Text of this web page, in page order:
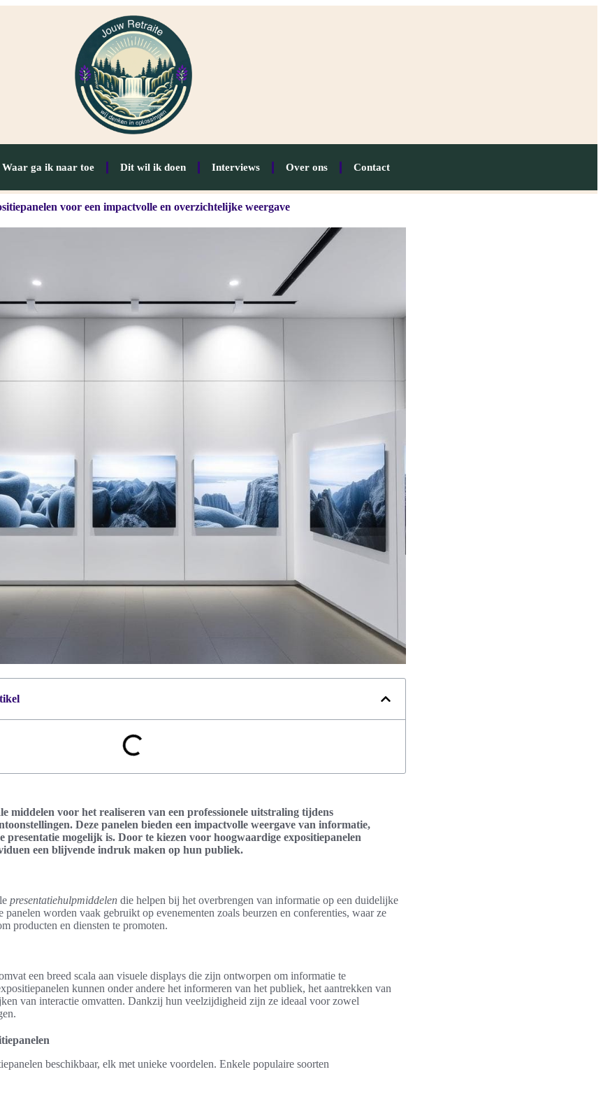
Waar ga ik naar toe Dit wil ik doen Interviews Over ons Contact
voor een impactvolle en overzichtelijke weergave
middelen voor het realiseren van een professionele uitstraling tijdens
Deze panelen bieden een impactvolle weergave van informatie,
presentatie mogelijk is. Door te kiezen voor hoogwaardige expositiepanelen
een blijvende indruk maken op hun publiek.
presentatiehulpmiddelen die helpen bij het overbrengen van informatie op een duidelijke
panelen worden vaak gebruikt op evenementen zoals beurzen en conferenties, waar ze
producten en diensten te promoten.
een breed scala aan visuele displays die zijn ontworpen om informatie te
kunnen onder andere het informeren van het publiek, het aantrekken van
van interactie omvatten. Dankzij hun veelzijdigheid zijn ze ideaal voor zowel
beschikbaar, elk met unieke voordelen. Enkele populaire soorten